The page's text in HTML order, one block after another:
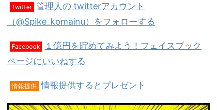
Twitter 管理人の twitterアカウント
（@Spike_komainu）をフォローする
Facebook
１億円を貯めてみよう！フェイスブック
ページにいいねする
情報提供 情報提供するとプレゼント